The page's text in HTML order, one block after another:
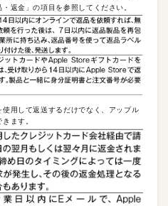
返金」の項目を参照してください。
使用して返送するだけでなく、アップル
ます。